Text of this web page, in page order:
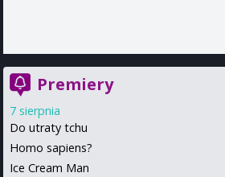
Premiery
7 sierpnia
Do utraty tchu
Homo sapiens?
Ice Cream Man